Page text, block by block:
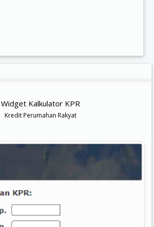
Widget Kalkulator KPR
Kredit Perumahan Rakyat